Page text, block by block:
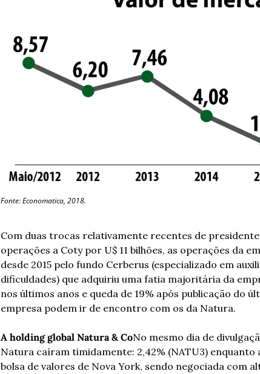
Fonte: Economatica, 2018.
Com duas trocas relativamente recentes de
operações a Coty por U$ 11 bilhões, as operações da
desde 2015 pelo fundo Cerberus (especializado em
dificuldades) que adquiriu uma fatia majoritária da
nos últimos anos e queda de 19% após publicação do
empresa podem ir de encontro com os da Natura.
A holding global Natura & CoNo mesmo dia de
Natura caíram timidamente: 2,42% (NATU3) enquanto
bolsa de valores de Nova York, sendo negociada com